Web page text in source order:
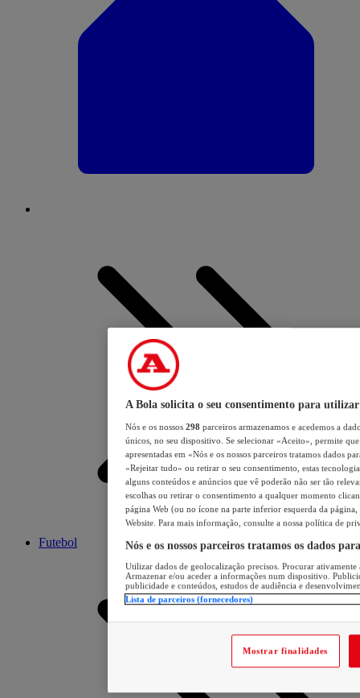
Futebol
A Bola solicita o seu consentimento para utilizar
Nós e os nossos 298 parceiros armazenamos e acedemos a
únicos, no seu dispositivo. Se selecionar «Aceito», permite
apresentadas em «Nós e os nossos parceiros tratamos dados
«Rejeitar tudo» ou retirar o seu consentimento, estas
alguns conteúdos e anúncios que vê poderão não ser tão
escolhas ou retirar o consentimento a qualquer momento
página Web (ou no ícone na parte inferior esquerda da página,
Website. Para mais informação, consulte a nossa política de
Nós e os nossos parceiros tratamos os dados
Utilizar dados de geolocalização precisos. Procurar
Armazenar e/ou aceder a informações num dispositivo.
publicidade e conteúdos, estudos de audiência e
Lista de parceiros (fornecedores)
Mostrar finalidades